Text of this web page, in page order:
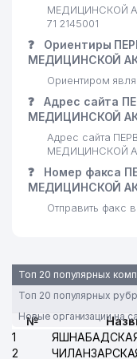
27 NIKA FARM
28
КОЛЛЕДЖ
29
ЦЕНТР
30 ANVAR
31
НАУЧНО-
INVIVO ООО
МЕДИЦИНСКОЙ
71 2145001
❓
Ориентиры
МЕДИЦИНСКОЙ
Ориентиром
❓
Адрес сайта
МЕДИЦИНСКОЙ
Адрес сайта
МЕДИЦИНСКОЙ
❓
Номер факса
МЕДИЦИНСКОЙ
Отправить факс
Топ 20 популярных
Топ 20 популярных
Новые организации на
№
1
2